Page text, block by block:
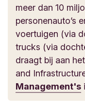
meer dan 10
personenauto’s
voertuigen (via
trucks (via
draagt bij aan
and
Management's